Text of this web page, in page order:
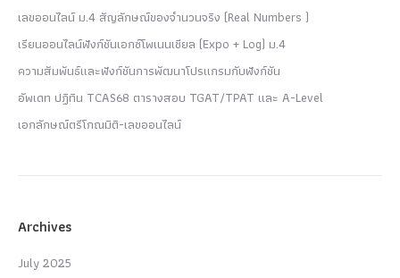
เลขออนไลน์ ม.4 สัญลักษณ์ของจำนวนจริง (Real Numbers )
เรียนออนไลน์ฟังก์ชันเอกซ์โพเนนเชียล (Expo + Log) ม.4
ความสัมพันธ์และฟังก์ชันการพัฒนาโปรแกรมกับฟังก์ชัน
อัพเดท ปฏิทิน TCAS68 ตารางสอบ TGAT/TPAT และ A-Level
เอกลักษณ์ตรีโกณมิติ-เลขออนไลน์
Archives
July 2025